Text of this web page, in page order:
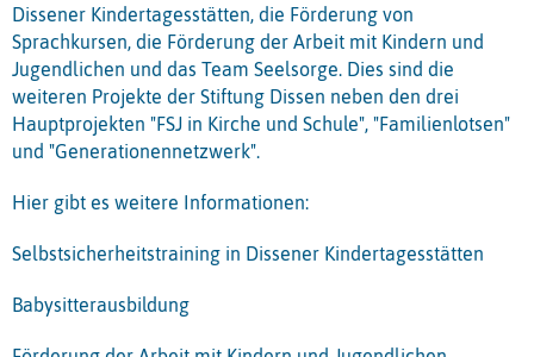
Dissener Kindertagesstätten, die Förderung von
Sprachkursen, die Förderung der Arbeit mit Kindern und
Jugendlichen und das Team Seelsorge. Dies sind die
weiteren Projekte der Stiftung Dissen neben den drei
Hauptprojekten "FSJ in Kirche und Schule", "Familienlotsen"
und "Generationennetzwerk".
Hier gibt es weitere Informationen:
Selbstsicherheitstraining in Dissener Kindertagesstätten
Babysitterausbildung